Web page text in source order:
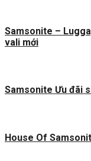
Samsonite –
vali mới
Samsonite Ưu đãi
House Of